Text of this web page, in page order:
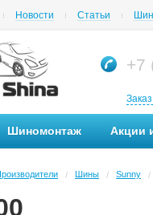
Новости Статьи
+7
Шиномонтаж Акции
/ Шины / Sunny /